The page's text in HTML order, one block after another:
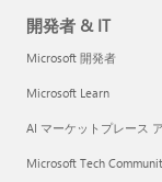
開発者 & IT
Microsoft 開発者
Microsoft Learn
AI マーケットプレース
Microsoft Tech